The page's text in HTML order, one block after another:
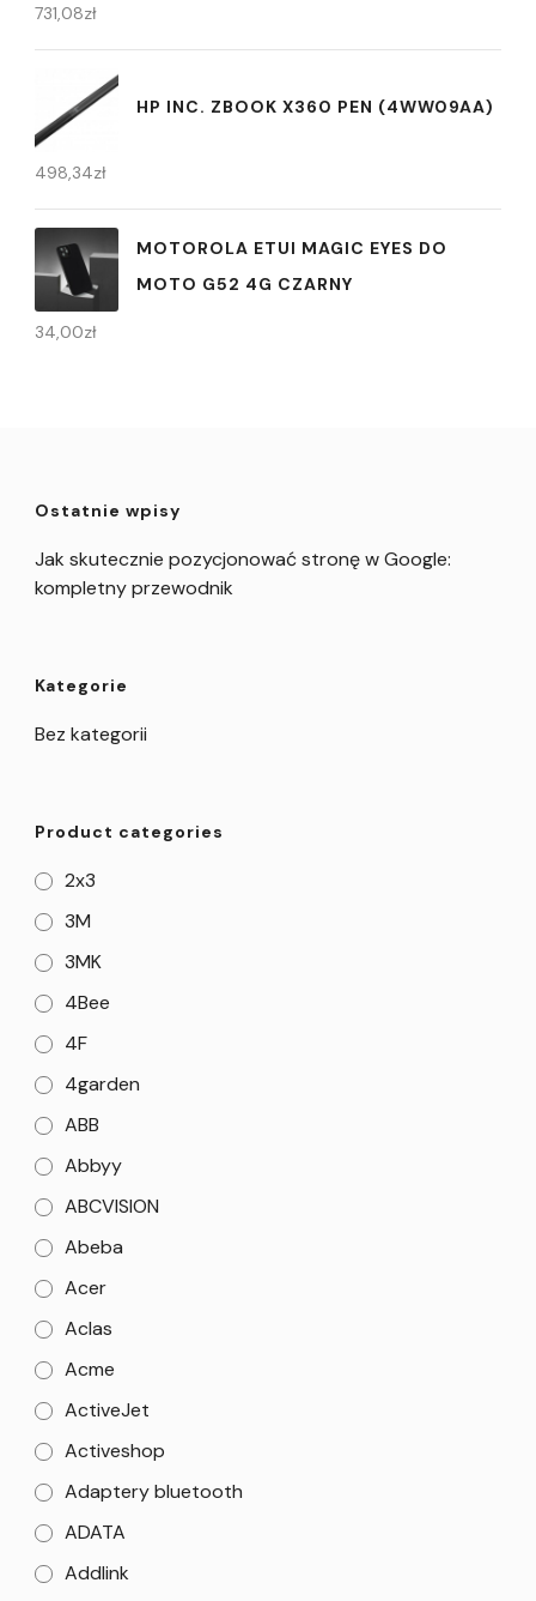
731,08zł
HP INC. ZBOOK X360 PEN (4WW09AA)
498,34zł
MOTOROLA ETUI MAGIC EYES DO
MOTO G52 4G CZARNY
34,00zł
Ostatnie wpisy
Jak skutecznie pozycjonować stronę w Google:
kompletny przewodnik
Kategorie
Bez kategorii
Product categories
2x3
3M
3MK
4Bee
4F
4garden
ABB
Abbyy
ABCVISION
Abeba
Acer
Aclas
Acme
ActiveJet
Activeshop
Adaptery bluetooth
ADATA
Addlink